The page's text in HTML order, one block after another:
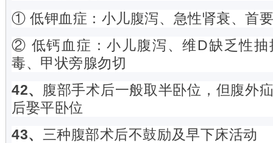
① 低钾血症：小儿腹泻、急性肾衰、首
② 低钙血症：小儿腹泻、维D缺乏性抽
毒、甲状旁腺勿切
42、 腹部手术后一般取半卧位，但腹外
后娶平卧位
43、 三种腹部术后不鼓励及早下床活动